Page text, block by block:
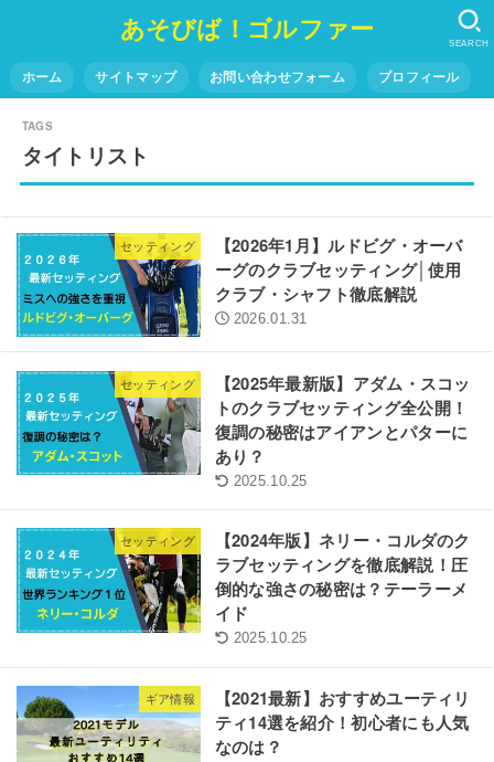
あそびば！ゴルファー
ホーム サイトマップ お問い合わせフォーム プロフィール
SEARCH
タイトリスト
セッティング
【2026年1月】ルドビグ・オーバ
ーグのクラブセッティング│使用
クラブ・シャフト徹底解説
2026.01.31
セッティング
【2025年最新版】アダム・スコッ
トのクラブセッティング全公開！
復調の秘密はアイアンとパターに
あり？
2025.10.25
セッティング
【2024年版】ネリー・コルダのク
ラブセッティングを徹底解説！圧
倒的な強さの秘密は？テーラーメ
イド
2025.10.25
ギア情報
【2021最新】おすすめユーティリ
ティ14選を紹介！初心者にも人気
なのは？